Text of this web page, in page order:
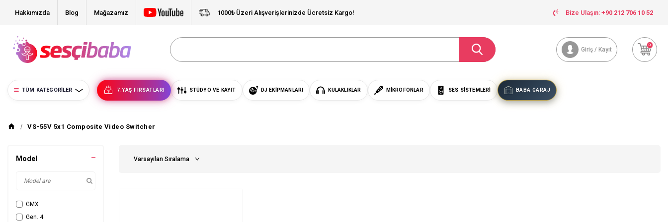
Hakkımızda Blog Mağazamız 1000₺ Üzeri Alışverişlerinizde Ücretsiz Kargo! Bize Ulaşın: +90 212 706 10 52
Giriş / Kayıt
0
TÜM KATEGORILER 7.YAŞ FIRSATLARI STÜDYO VE KAYIT DJ EKIPMANLARI KULAKLIKLAR MIKROFONLAR SES SISTEMLERI BABA GARAJ
VS-55V 5x1 Composite Video Switcher
Model
GMX
Gen. 4